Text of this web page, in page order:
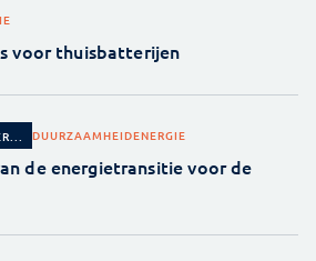
voor thuisbatterijen
DUURZAAMHEIDENERGIE
de energietransitie voor de